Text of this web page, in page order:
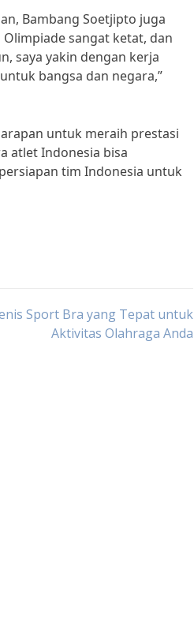
Bambang Soetjipto juga
sangat ketat, dan
saya yakin dengan kerja
bangsa dan negara,”
untuk meraih prestasi
atlet Indonesia bisa
tim Indonesia untuk
Sport Bra yang Tepat untuk
Aktivitas Olahraga Anda